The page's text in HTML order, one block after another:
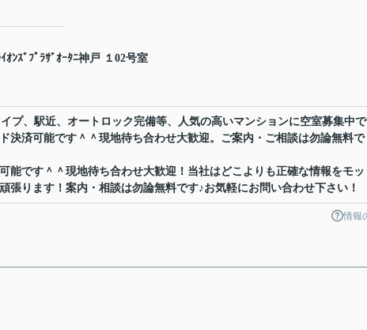
ﾝｽﾞﾌﾟﾗｻﾞｵｰﾀﾆ神戸 １02号室
プ、駅近、オートロック完備等、人気の高いマンションに空室募集中
決済可能です＾＾現地待ち合わせ大歓迎。ご案内・ご相談は勿論無料で
能です＾＾現地待ち合わせ大歓迎！当社はどこよりも正確な情報をモッ
張ります！案内・相談は勿論無料です♪お気軽にお問い合わせ下さい！
情報